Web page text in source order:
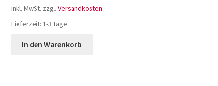
inkl. MwSt. zzgl. Versandkosten
Lieferzeit: 1-3 Tage
In den Warenkorb